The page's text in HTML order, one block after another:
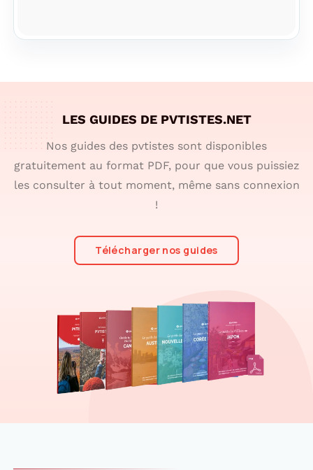
LES GUIDES DE PVTISTES.NET
Nos guides des pvtistes sont disponibles
gratuitement au format PDF, pour que vous puissiez
les consulter à tout moment, même sans connexion
!
Télécharger nos guides